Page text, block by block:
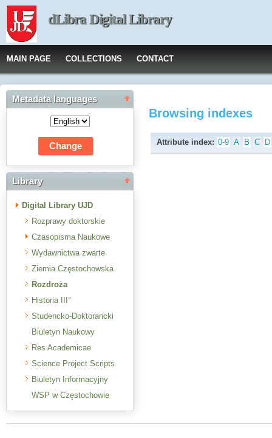
dLibra Digital Library
MAIN PAGE COLLECTIONS CONTACT
Metadata languages
Library
Digital Library UJD
Rozprawy doktorskie
Czasopisma Naukowe
Wydawnictwa zwarte
Ziemia Częstochowska
Rozdroża
Historia III°
Studencko-Doktorancki
Biuletyn Naukowy
Res Academicae
Science Project Scripts
Biuletyn Informacyjny
WSP w Częstochowie
Browsing indexes
Attribute index: 0-9 A B C D